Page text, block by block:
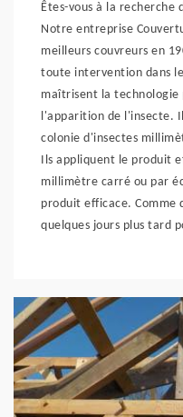
Êtes-vous à la recherche
Notre entreprise
meilleurs couvreurs en
toute intervention dans
maîtrisent la
l'apparition de l'insecte.
colonie d'insectes
Ils appliquent le produit
millimètre carré ou par
produit efficace. Comme
quelques jours plus tard